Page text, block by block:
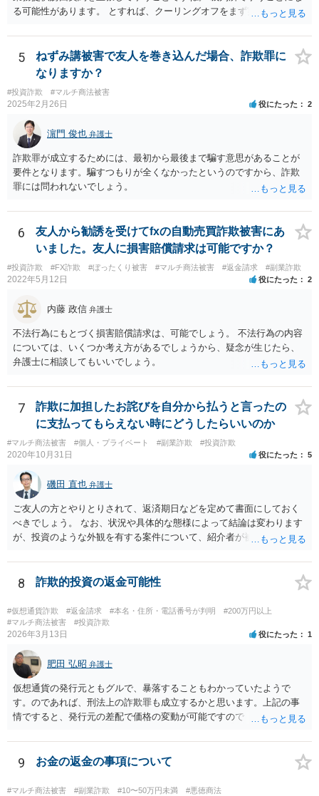
ることは、加害者である第１審被告らに対し、故意に違法な手段で取
資詐欺（ポンジスキーム）等の事例においては、相手方が故意に騙し
た事案であれば、過失相殺の主張は封じられることになります。
る可能性があります。 とすれば、クーリングオフをまず実行すること
5
ねずみ講被害で友人を巻き込んだ場合、詐欺罪に
なりますか？
#投資詐欺 #マルチ商法被害
2025年2月26日 役にたった 2
濵門 俊也 弁護士
詐欺罪が成立するためには、最初から最後まで騙す意思があることが
要件となります。騙すつもりが全くなかったというのですから、詐欺
罪には問われないでしょう。
6
友人から勧誘を受けてfxの自動売買詐欺被害にあ
いました。友人に損害賠償請求は可能ですか？
#投資詐欺 #FX詐欺 #ぼったくり被害 #マルチ商法被害 #返金請求 #副業詐欺
2022年5月12日 役にたった 2
内藤 政信 弁護士
不法行為にもとづく損害賠償請求は、可能でしょう。 不法行為の内容
については、いくつか考え方があるでしょうから、疑念が生じたら、
弁護士に相談してもいいでしょう。
7
詐欺に加担したお詫びを自分から払うと言ったの
に支払ってもらえない時にどうしたらいいのか
#マルチ商法被害 #個人・プライベート #副業詐欺 #投資詐欺
2020年10月31日 役にたった 5
磯田 直也 弁護士
ご友人の方とやりとりされて、返済期日などを定めて書面にしておく
べきでしょう。 なお、状況や具体的な態様によって結論は変わります
が、投資のような外観を有する案件について、紹介者が被紹介者に対
8 詐欺的投資の返金可能性
#仮想通貨詐欺 #返金請求 #本名・住所・電話番号が判明
#200万円以上
#マルチ商法被害
#投資詐欺
2026年3月13日 役にたった 1
肥田 弘昭 弁護士
仮想通貨の発行元ともグルで、暴落することもわかっていたようで
す。のであれば、刑法上の詐欺罪も成立するかと思います。上記の事
情ですると、発行元の差配で価格の変動が可能ですので「投資」では
行為については、不法行為に基づく損害賠償、不当利得返還請求など
が考えられます。知人やファンドリーダーを共同不法行為者として、
9 お金の返金の事項について
#マルチ商法被害 #副業詐欺 #10〜50万円未満 #悪徳商法